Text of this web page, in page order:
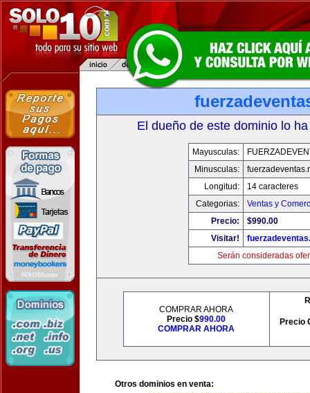
El dueño de este dominio lo
Mayusculas:
Minusculas:
Longitud:
14 caracteres
Categorias:
Ventas y
Precio:
$990.00
Visitar!
Serán consideradas
COMPRAR AHORA
Precio $990.00
COMPRAR AHORA
Precio
Otros dominios en venta: